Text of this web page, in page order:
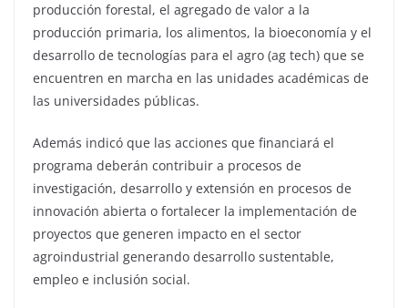
producción forestal, el agregado de valor a la
producción primaria, los alimentos, la bioeconomía y el
desarrollo de tecnologías para el agro (ag tech) que se
encuentren en marcha en las unidades académicas de
las universidades públicas.
Además indicó que las acciones que financiará el
programa deberán contribuir a procesos de
investigación, desarrollo y extensión en procesos de
innovación abierta o fortalecer la implementación de
proyectos que generen impacto en el sector
agroindustrial generando desarrollo sustentable,
empleo e inclusión social.